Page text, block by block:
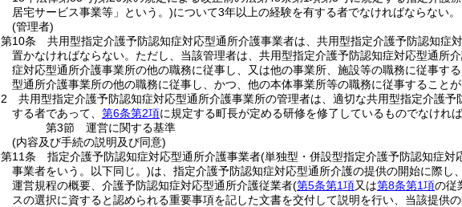
居宅サービス事業等」という。)について3年以上の経験を有する者でなければならない。
(管理者)
第10条
共用型指定介護予防認知症対応型通所介護事業者は、共用型指定介護予防認知症
置かなければならない。 ただし、当該管理者は、共用型指定介護予防認知症対応型通所
症対応型通所介護事業所の他の職務に従事し、又は他の事業所、施設等の職務に従事す
型通所介護事業所の他の職務に従事し、かつ、他の本体事業所等の職務に従事することが
2
共用型指定介護予防認知症対応型通所介護事業所の管理者は、適切な共用型指定介護
する者であって、 第6条第2項に規定する町長が定める研修を修了しているものでなければ
第3節
運営に関する基準
(内容及び手続の説明及び同意)
第11条
指定介護予防認知症対応型通所介護事業者(単独型・併設型指定介護予防認知症
事業者をいう。以下同じ。)は、指定介護予防認知症対応型通所介護の提供の開始に際し
運営規程の概要、介護予防認知症対応型通所介護従業者(第5条第1項又は第8条第1項の従
スの選択に資すると認められる重要事項を記した文書を交付して説明を行い、当該提供